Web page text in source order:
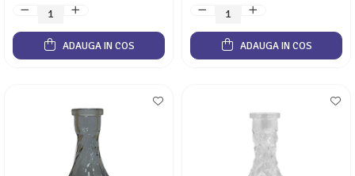
ADAUGA IN COS ADAUGA IN COS